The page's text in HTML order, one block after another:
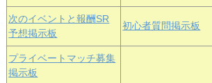
近江彼方
エマ・ヴェ
次のイベントと報酬SR
予想掲示板
初心者質問掲示板
プライベートマッチ募集
掲示板